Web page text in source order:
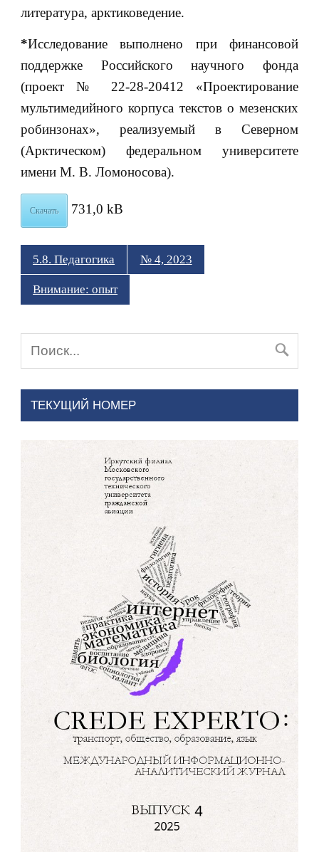
литература, арктиковедение.
*Исследование выполнено при финансовой
поддержке Российского научного фонда
(проект № 22-28-20412 «Проектирование
мультимедийного корпуса текстов о мезенских
робинзонах», реализуемый в Северном
(Арктическом) федеральном университете
имени М. В. Ломоносова).
Скачать 731,0 kB
5.8. Педагогика № 4, 2023
Внимание: опыт
ТЕКУЩИЙ НОМЕР